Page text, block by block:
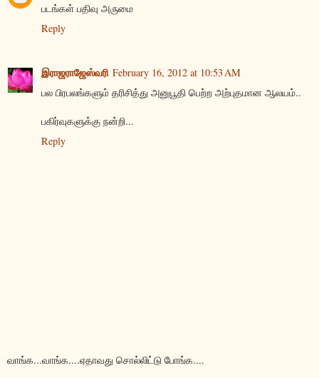
படங்கள் பதிவு அருமை
Reply
இராஜராஜேஸ்வரி February 16, 2012 at 10:53 AM
பல பிரபலங்களும் தரிசித்து அனுபூதி பெற்ற அற்புதமான ஆலயம்..
பகிர்வுகளுக்கு நன்றி...
Reply
வாங்க...வாங்க....ஏதாவது சொல்லிட்டு போங்க....